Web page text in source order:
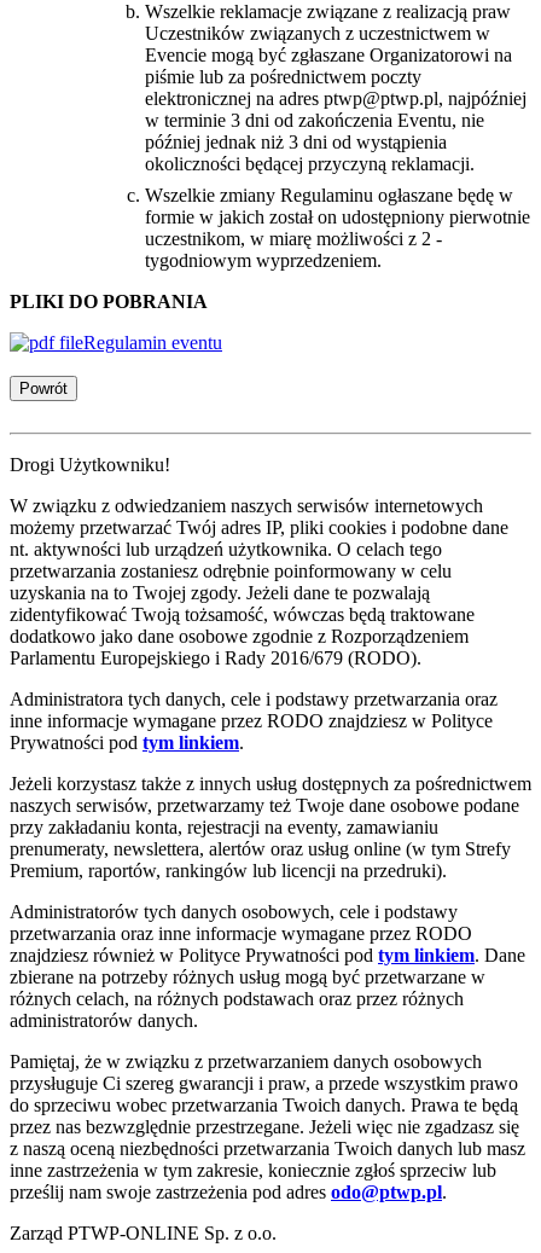
Wszelkie reklamacje związane z realizacją praw
Uczestników związanych z uczestnictwem w
Evencie mogą być zgłaszane Organizatorowi na
piśmie lub za pośrednictwem poczty
elektronicznej na adres ptwp@ptwp.pl, najpóźniej
w terminie 3 dni od zakończenia Eventu, nie
później jednak niż 3 dni od wystąpienia
okoliczności będącej przyczyną reklamacji.
Wszelkie zmiany Regulaminu ogłaszane będę w
formie w jakich został on udostępniony pierwotnie
uczestnikom, w miarę możliwości z 2 -
tygodniowym wyprzedzeniem.
PLIKI DO POBRANIA
Regulamin eventu
Powrót
Drogi Użytkowniku!
W związku z odwiedzaniem naszych serwisów internetowych
możemy przetwarzać Twój adres IP, pliki cookies i podobne dane
nt. aktywności lub urządzeń użytkownika. O celach tego
przetwarzania zostaniesz odrębnie poinformowany w celu
uzyskania na to Twojej zgody. Jeżeli dane te pozwalają
zidentyfikować Twoją tożsamość, wówczas będą traktowane
dodatkowo jako dane osobowe zgodnie z Rozporządzeniem
Parlamentu Europejskiego i Rady 2016/679 (RODO).
Administratora tych danych, cele i podstawy przetwarzania oraz
inne informacje wymagane przez RODO znajdziesz w Polityce
Prywatności pod tym linkiem.
Jeżeli korzystasz także z innych usług dostępnych za pośrednictwem
naszych serwisów, przetwarzamy też Twoje dane osobowe podane
przy zakładaniu konta, rejestracji na eventy, zamawianiu
prenumeraty, newslettera, alertów oraz usług online (w tym Strefy
Premium, raportów, rankingów lub licencji na przedruki).
Administratorów tych danych osobowych, cele i podstawy
przetwarzania oraz inne informacje wymagane przez RODO
znajdziesz również w Polityce Prywatności pod tym linkiem. Dane
zbierane na potrzeby różnych usług mogą być przetwarzane w
różnych celach, na różnych podstawach oraz przez różnych
administratorów danych.
Pamiętaj, że w związku z przetwarzaniem danych osobowych
przysługuje Ci szereg gwarancji i praw, a przede wszystkim prawo
do sprzeciwu wobec przetwarzania Twoich danych. Prawa te będą
przez nas bezwzględnie przestrzegane. Jeżeli więc nie zgadzasz się
z naszą oceną niezbędności przetwarzania Twoich danych lub masz
inne zastrzeżenia w tym zakresie, koniecznie zgłoś sprzeciw lub
prześlij nam swoje zastrzeżenia pod adres odo@ptwp.pl.
Zarząd PTWP-ONLINE Sp. z o.o.